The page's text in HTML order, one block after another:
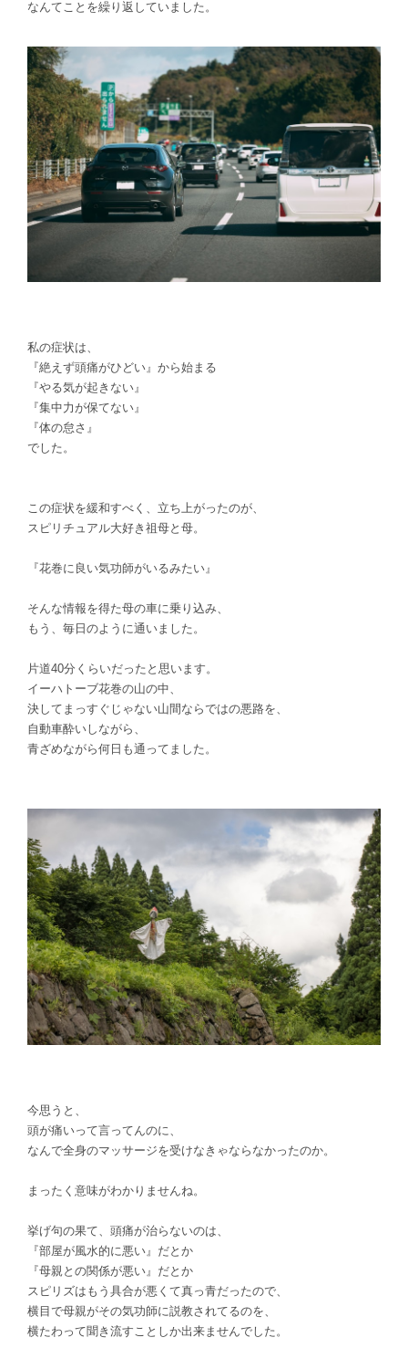
なんてことを繰り返していました。
私の症状は、
『絶えず頭痛がひどい』から始まる
『やる気が起きない』
『集中力が保てない』
『体の怠さ』
でした。
この症状を緩和すべく、立ち上がったのが、
スピリチュアル大好き祖母と母。
『花巻に良い気功師がいるみたい』
そんな情報を得た母の車に乗り込み、
もう、毎日のように通いました。
片道40分くらいだったと思います。
イーハトーブ花巻の山の中、
決してまっすぐじゃない山間ならではの悪路を、
自動車酔いしながら、
青ざめながら何日も通ってました。
今思うと、
頭が痛いって言ってんのに、
なんで全身のマッサージを受けなきゃならなかったのか。
まったく意味がわかりませんね。
挙げ句の果て、頭痛が治らないのは、
『部屋が風水的に悪い』だとか
『母親との関係が悪い』だとか
スピリズはもう具合が悪くて真っ青だったので、
横目で母親がその気功師に説教されてるのを、
横たわって聞き流すことしか出来ませんでした。